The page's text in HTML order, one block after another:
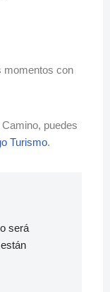
momentos con
puedes
Turismo.
será